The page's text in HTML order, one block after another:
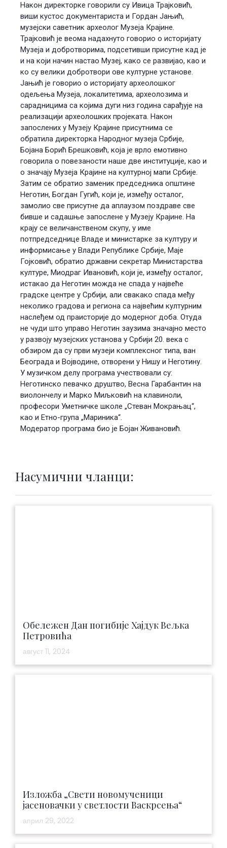
Након директорке говорили су Ивица Трајковић,
виши кустос документариста и Гордан Јањић,
музејски саветник археолог Музеја Крајине.
Трајковић је веома надахнуто говорио о историјату
Музеја и добротворима, подсетивши присутне кад је
и на који начин настао Музеј, како се развијао, као и
ко су велики добротвори ове културне установе.
Јањић је говорио о историјату археолошког
одељења Музеја, локалитетима, археолозима и
сарадницима са којима дуги низ година сарађује на
реализацији археолошких пројеката. Након
запослених у Музеју Крајине присутнима се
обратила директорка Народног музеја Србије,
Бојана Борић Брешковић, која је врло емотивно
говорила о повезаности наше две институције, као и
о значају Музеја Крајине на културној мапи Србије.
Затим се обратио заменик председника општине
Неготин, Богдан Гугић, који је, између осталог,
замолио све присутне да аплаузом поздраве све
бивше и садашње запослене у Музеју Крајине. На
крају се величанственом скупу, у име
потпредседнице Владе и министарке за културу и
информисање у Влади Републике Србије, Маје
Гојковић, обратио државни секретар Министарства
културе, Миодраг Ивановић, који је, између осталог,
истакао да Неготин можда не спада у највеће
градске центре у Србији, али свакако спада међу
неколико градова и региона са највећим културним
наслеђем од праисторије до модерног доба. Отуда
не чуди што управо Неготин заузима значајно место
у развоју музејских установа у Србији 20. века с
обзиром да су први музеји комплексног типа, ван
Београда и Војводине, отворени у Нишу и Неготину.
У музичком делу програма учествовали су:
Неготинско певачко друштво, Весна Гарабантин на
виолончелу и Марко Миљковић на клавиноли,
професори Уметничке школе „Стеван Мокрањац“,
као и Етно-група „Мариника“.
Модератор програма био је Бојан Живановић.
Насумични чланци:
Обележен Дан погибије Хајдук Вељка
Петровића
август 11, 2024
Изложба „Свети новомученици
јасеновачки у светлости Васкрсења“
април 29, 2022